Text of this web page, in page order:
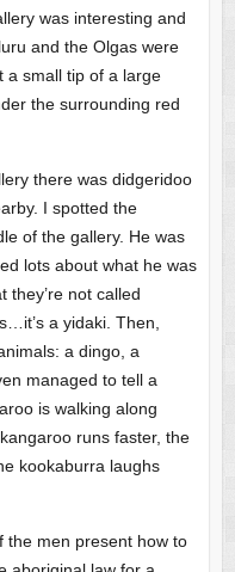
was interesting and
and the Olgas were
a small tip of a large
the surrounding red
there was didgeridoo
I spotted the
of the gallery. He was
lots about what he was
they’re not called
a yidaki. Then,
a dingo, a
managed to tell a
is walking along
runs faster, the
kookaburra laughs
the men present how to